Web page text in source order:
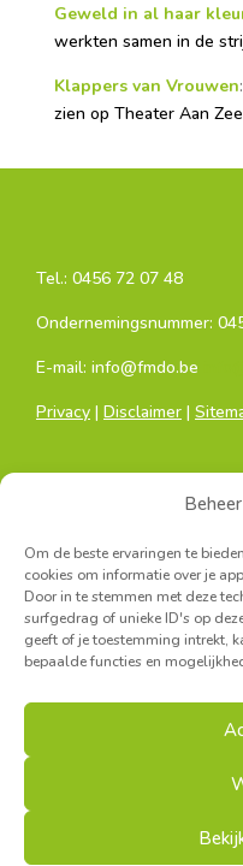
Om de beste ervaringen te
cookies om informatie over je
Door in te stemmen met deze
surfgedrag of unieke ID's op
geeft of je toestemming intrekt,
bepaalde functies en
Geweld in al haar
werkten samen in de
Klappers van Vrouwen:
zien op Theater Aan
Tel.: 0456 72 07 48
Ondernemingsnummer:
E-mail: info@fmdo.be
Privacy | Disclaimer |